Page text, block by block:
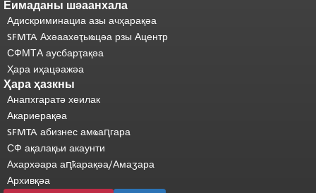
Еимаданы шәаанхала
Адискриминациа азы ачҳарақәа
SFMTA Ахәаахәҭыҩцәа рзы Ацентр
СФМТА аусбарҭақәа
Ҳара иҳацәажәа
Ҳара ҳазкны
Анапхгаратә хеилак
Акариерақәа
SFMTA абизнес амҩаԥгара
СФ ақалақьи акаунти
Ахархәара аԥҟарақәа/Амаӡара
Архивқәа